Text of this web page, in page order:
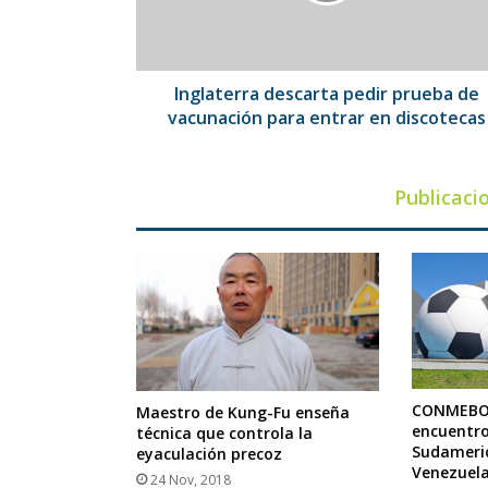
en
discotecasInglaterra descarta pedir prueba de
vacunación para entrar en discotecas
Maestro de Kung-Fu enseña
técnica que controla la
eyaculación precoz
24 Nov, 2018